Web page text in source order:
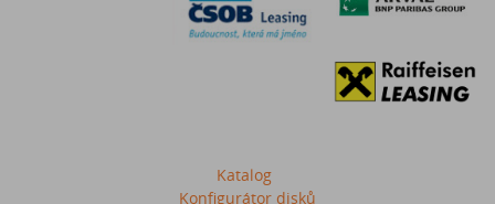
Katalog
Konfigurátor disků